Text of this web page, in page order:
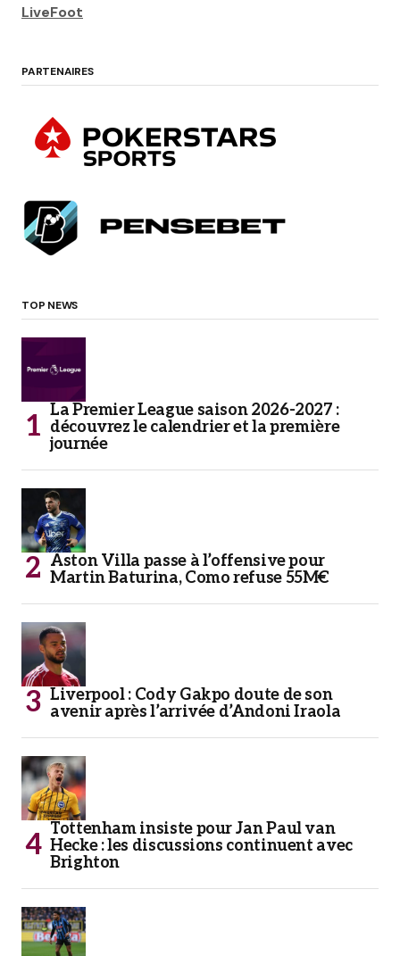
LiveFoot
PARTENAIRES
TOP NEWS
La Premier League saison 2026-2027 :
découvrez le calendrier et la première
journée
Aston Villa passe à l’offensive pour
Martin Baturina, Como refuse 55M€
Liverpool : Cody Gakpo doute de son
avenir après l’arrivée d’Andoni Iraola
Tottenham insiste pour Jan Paul van
Hecke : les discussions continuent avec
Brighton